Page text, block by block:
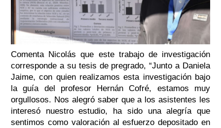
Comenta Nicolás que este trabajo de investigación
corresponde a su tesis de pregrado, “Junto a Daniela
Jaime, con quien realizamos esta investigación bajo
la guía del profesor Hernán Cofré, estamos muy
orgullosos. Nos alegró saber que a los asistentes les
interesó nuestro estudio, ha sido una alegría que
sentimos como valoración al esfuerzo depositado en